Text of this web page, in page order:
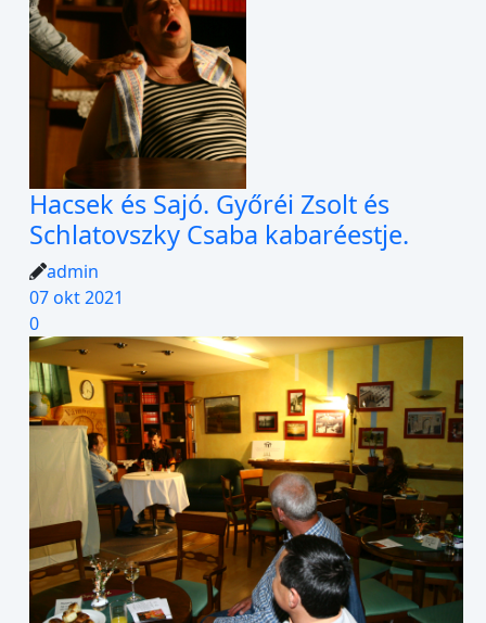
Hacsek és Sajó. Győréi Zsolt és
Schlatovszky Csaba kabaréestje.
admin
07 okt 2021
0